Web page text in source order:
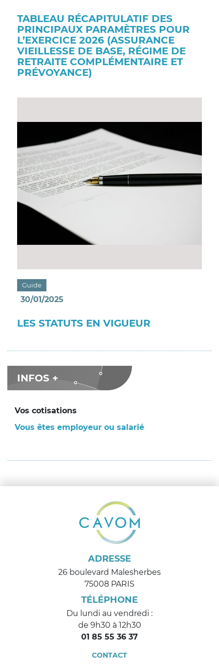
TABLEAU RÉCAPITULATIF DES
PRINCIPAUX PARAMÈTRES POUR
L’EXERCICE 2026 (ASSURANCE
VIEILLESSE DE BASE, RÉGIME DE
RETRAITE COMPLÉMENTAIRE ET
PRÉVOYANCE)
Guide
30/01/2025
LES STATUTS EN VIGUEUR
INFOS +
Vos cotisations
Vous êtes employeur ou salarié
ADRESSE
26 boulevard Malesherbes
75008 PARIS
TÉLÉPHONE
Du lundi au vendredi :
de 9h30 à 12h30
01 85 55 36 37
CONTACT